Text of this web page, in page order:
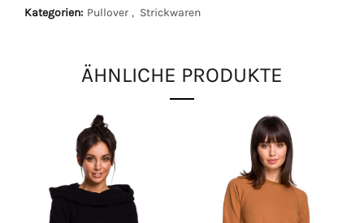
Kategorien: Pullover , Strickwaren
ÄHNLICHE PRODUKTE